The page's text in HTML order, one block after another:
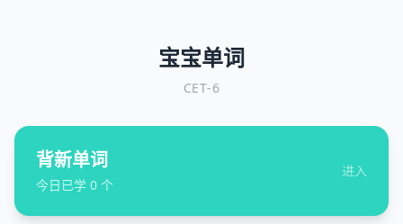
宝宝单词
CET-6
背新单词
今日已学 0 个
进入